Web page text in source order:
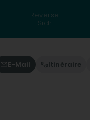
Reverse
Sich
E-Mail Itinéraire